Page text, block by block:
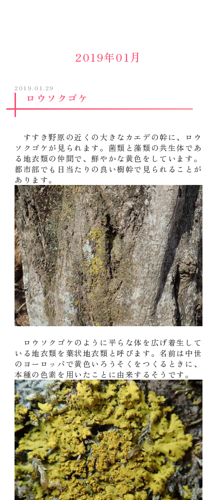
2019年01月
2019.01.29
ロウソクゴケ
すすき野原の近くの大きなカエデの幹に、ロウ
ソクゴケが見られます。菌類と藻類の共生体であ
る地衣類の仲間で、鮮やかな黄色をしています。
都市部でも日当たりの良い樹幹で見られることが
あります。
ロウソクゴケのように平らな体を広げ着生して
いる地衣類を葉状地衣類と呼びます。名前は中世
のヨーロッパで黄色いろうそくをつくるときに、
本種の色素を用いたことに由来するそうです。